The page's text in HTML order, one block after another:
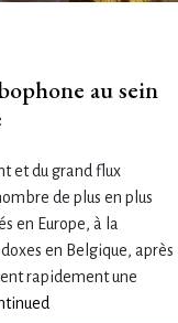
au sein
et du grand flux
de plus en plus
en Europe, à la
en Belgique, après
rapidement une